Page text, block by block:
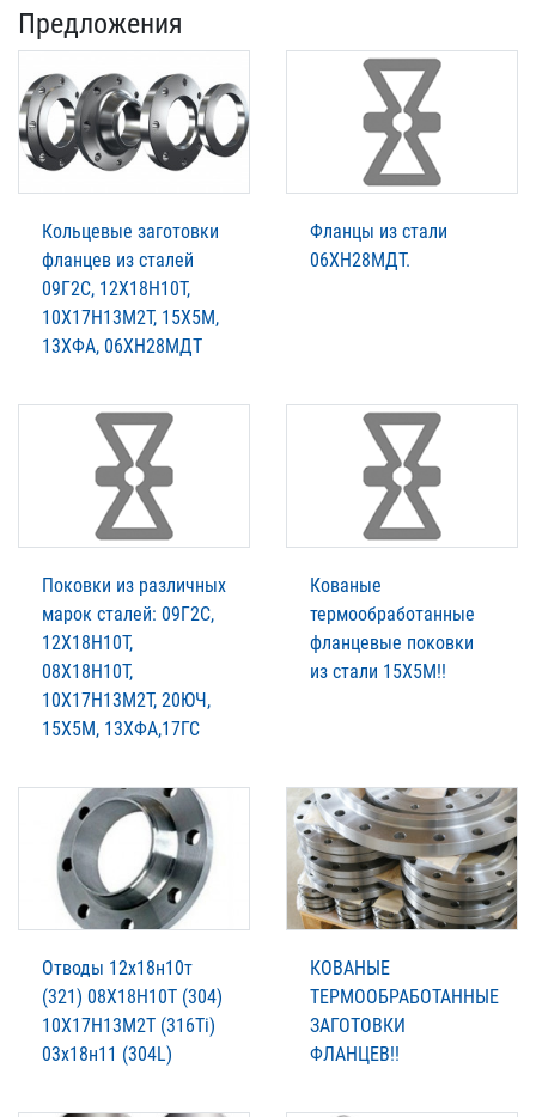
Предложения
Кольцевые заготовки
фланцев из сталей
09Г2С, 12Х18Н10Т,
10Х17Н13М2Т, 15Х5М,
13ХФА, 06ХН28МДТ
Фланцы из стали
06ХН28МДТ.
Поковки из различных
марок сталей: 09Г2С,
12Х18Н10Т,
08Х18Н10Т,
10Х17Н13М2Т, 20ЮЧ,
15Х5М, 13ХФА,17ГС
Кованые
термообработанные
фланцевые поковки
из стали 15Х5М!!
Отводы 12х18н10т
(321) 08Х18Н10Т (304)
10Х17Н13М2Т (316Ti)
03х18н11 (304L)
КОВАНЫЕ
ТЕРМООБРАБОТАННЫЕ
ЗАГОТОВКИ
ФЛАНЦЕВ!!